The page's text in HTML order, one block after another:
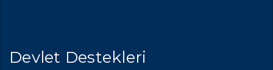
Devlet Destekleri